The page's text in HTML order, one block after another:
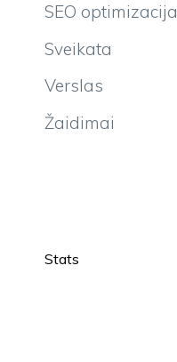
SEO optimizacija
Sveikata
Verslas
Žaidimai
Stats